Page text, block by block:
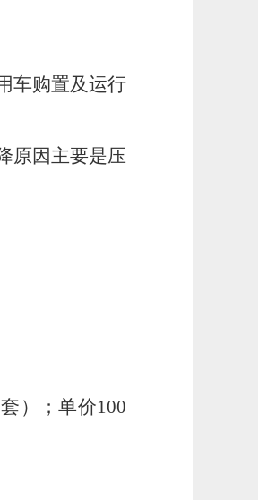
车购置及运行
原因主要是压
）；单价100